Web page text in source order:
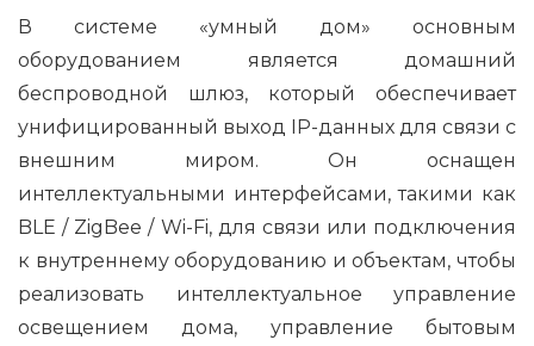
В системе «умный дом» основным
оборудованием является домашний
беспроводной шлюз, который обеспечивает
унифицированный выход IP-данных для связи с
внешним миром. Он оснащен
интеллектуальными интерфейсами, такими как
BLE / ZigBee / Wi-Fi, для связи или подключения
к внутреннему оборудованию и объектам, чтобы
реализовать интеллектуальное управление
освещением дома, управление бытовым